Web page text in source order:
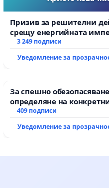
Призив за решителни
срещу енергийната
Христо Ковачки!
3 249 подписи
Уведомление за
За спешно
определяне на
и извършване на
републиканския път
409 подписи
Уведомление за